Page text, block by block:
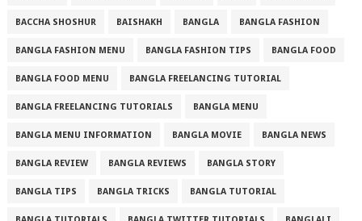
BACCHA SHOSHUR BAISHAKH BANGLA BANGLA FASHION
BANGLA FASHION MENU BANGLA FASHION TIPS BANGLA FOOD
BANGLA FOOD MENU BANGLA FREELANCING TUTORIAL
BANGLA FREELANCING TUTORIALS BANGLA MENU
BANGLA MENU INFORMATION BANGLA MOVIE BANGLA NEWS
BANGLA REVIEW BANGLA REVIEWS BANGLA STORY
BANGLA TIPS BANGLA TRICKS BANGLA TUTORIAL